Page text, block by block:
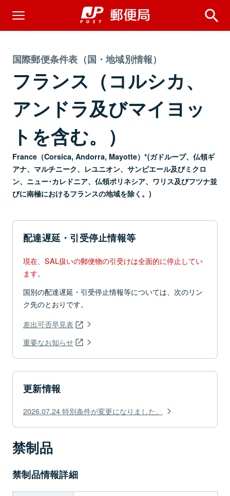
国際郵便条件表（国・地域別情報）
フランス（コルシカ、
アンドラ及びマイヨッ
トを含む。）
France（Corsica, Andorra, Mayotte）*(ガドループ、仏領ギ
アナ、マルチニーク、レユニオン、サンピエール及びミクロ
ン、ニュー･カレドニア、仏領ポリネシア、ワリス及びフツナ並
びに南極におけるフランスの地域を除く。)
配達遅延・引受停止情報等
現在、SAL扱いの郵便物の引受けは全面的に停止してい
ます。
国別の配達遅延・引受停止情報等については、次のリン
ク先のとおりです。
差出可否早見表
重要なお知らせ
更新情報
2026.07.24 特別条件が変更になりました。
禁制品
禁制品情報詳細